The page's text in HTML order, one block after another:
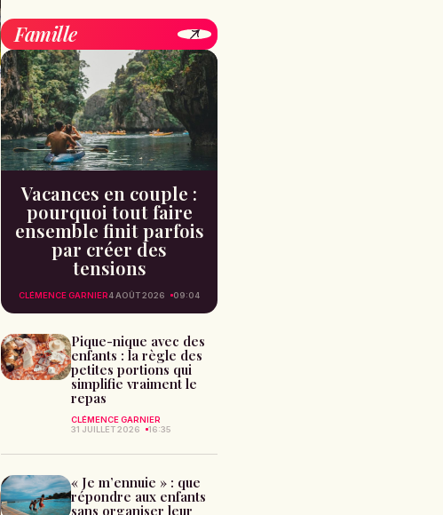
Famille
Vacances en couple :
pourquoi tout faire
ensemble finit parfois
par créer des
tensions
CLÉMENCE GARNIER4 AOÛT 2026 09:04
Pique-nique avec des
enfants : la règle des
petites portions qui
simplifie vraiment le
repas
CLÉMENCE GARNIER
31 JUILLET 2026
16:35
« Je m’ennuie » : que
répondre aux enfants
sans organiser leur